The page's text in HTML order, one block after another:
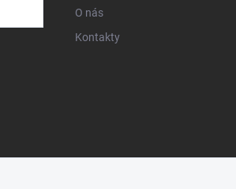
O nás
Kontakty